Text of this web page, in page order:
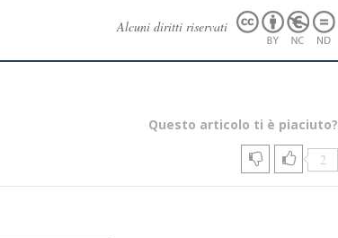
Alcuni diritti riservati
Questo articolo ti è piaciuto?
2